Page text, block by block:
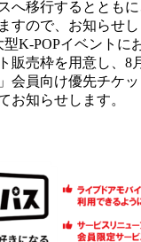
へ移行するととも
すので、お知らせ
K-POPイベントに
販売枠を用意し、8
会員向け優先チケ
お知らせします。